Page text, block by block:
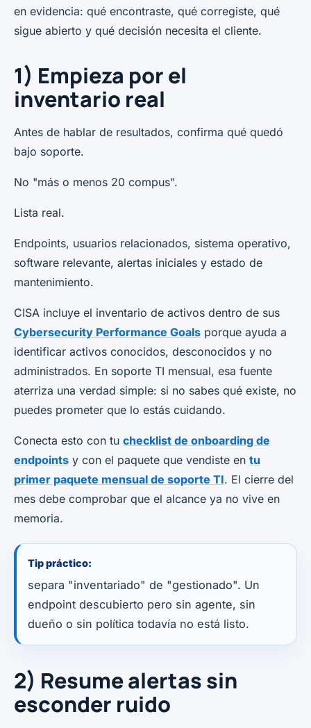
en evidencia: qué encontraste, qué corregiste, qué
sigue abierto y qué decisión necesita el cliente.
1) Empieza por el
inventario real
Antes de hablar de resultados, confirma qué quedó
bajo soporte.
No "más o menos 20 compus".
Lista real.
Endpoints, usuarios relacionados, sistema operativo,
software relevante, alertas iniciales y estado de
mantenimiento.
CISA incluye el inventario de activos dentro de sus
Cybersecurity Performance Goals porque ayuda a
identificar activos conocidos, desconocidos y no
administrados. En soporte TI mensual, esa fuente
aterriza una verdad simple: si no sabes qué existe, no
puedes prometer que lo estás cuidando.
Conecta esto con tu checklist de onboarding de
endpoints y con el paquete que vendiste en tu
primer paquete mensual de soporte TI. El cierre del
mes debe comprobar que el alcance ya no vive en
memoria.
Tip práctico:
separa "inventariado" de "gestionado". Un
endpoint descubierto pero sin agente, sin
dueño o sin política todavía no está listo.
2) Resume alertas sin
esconder ruido